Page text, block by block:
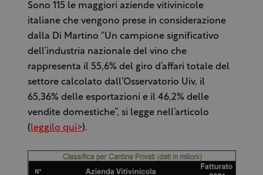
Sono 115 le maggiori aziende vitivinicole
italiane che vengono prese in considerazione
dalla Di Martino “Un campione significativo
dell’industria nazionale del vino che
rappresenta il 55,6% del giro d’affari totale del
settore calcolato dall’Osservatorio Uiv, il
65,36% delle esportazioni e il 46,2% delle
vendite domestiche”, si legge nell’articolo
(leggilo qui>).